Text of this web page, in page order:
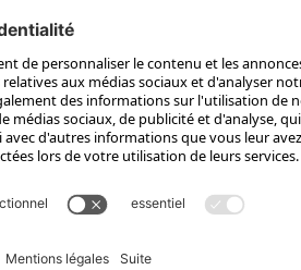
NOUS SUR
TVA. Hors frais de transport